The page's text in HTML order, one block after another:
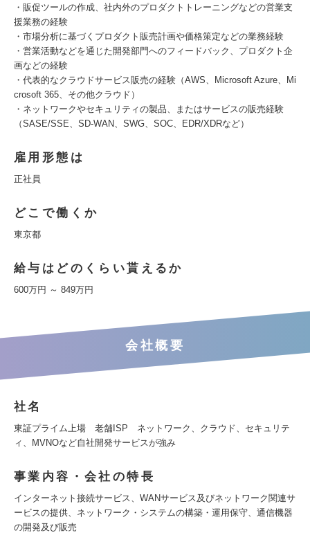
・販促ツールの作成、社内外のプロダクトトレーニングなどの営業支
援業務の経験
・市場分析に基づくプロダクト販売計画や価格策定などの業務経験
・営業活動などを通じた開発部門へのフィードバック、プロダクト企
画などの経験
・代表的なクラウドサービス販売の経験（AWS、Microsoft Azure、Mi
crosoft 365、その他クラウド）
・ネットワークやセキュリティの製品、またはサービスの販売経験
（SASE/SSE、SD-WAN、SWG、SOC、EDR/XDRなど）
雇用形態は
正社員
どこで働くか
東京都
給与はどのくらい貰えるか
600万円 ～ 849万円
会社概要
社名
東証プライム上場 老舗ISP ネットワーク、クラウド、セキュリテ
ィ、MVNOなど自社開発サービスが強み
事業内容・会社の特長
インターネット接続サービス、WANサービス及びネットワーク関連サ
ービスの提供、ネットワーク・システムの構築・運用保守、通信機器
の開発及び販売